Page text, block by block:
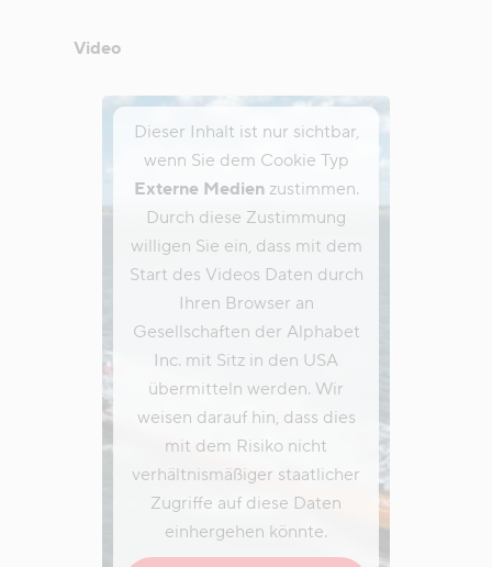
Video
Dieser Inhalt ist nur sichtbar,
wenn Sie dem Cookie Typ
Externe Medienzustimmen.
Durch diese Zustimmung
willigen Sie ein, dass mit dem
Start des Videos Daten durch
Ihren Browser an
Gesellschaften der Alphabet
Inc. mit Sitz in den USA
übermitteln werden. Wir
weisen darauf hin, dass dies
mit dem Risiko nicht
verhältnismäßiger staatlicher
Zugriffe auf diese Daten
einhergehen könnte.